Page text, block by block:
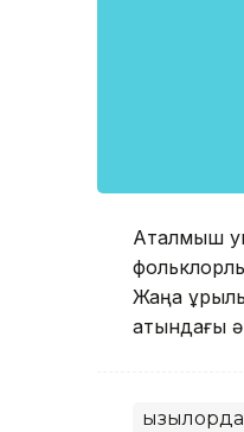
Аталмыш
Жаңа
атындағы
Қызылорда